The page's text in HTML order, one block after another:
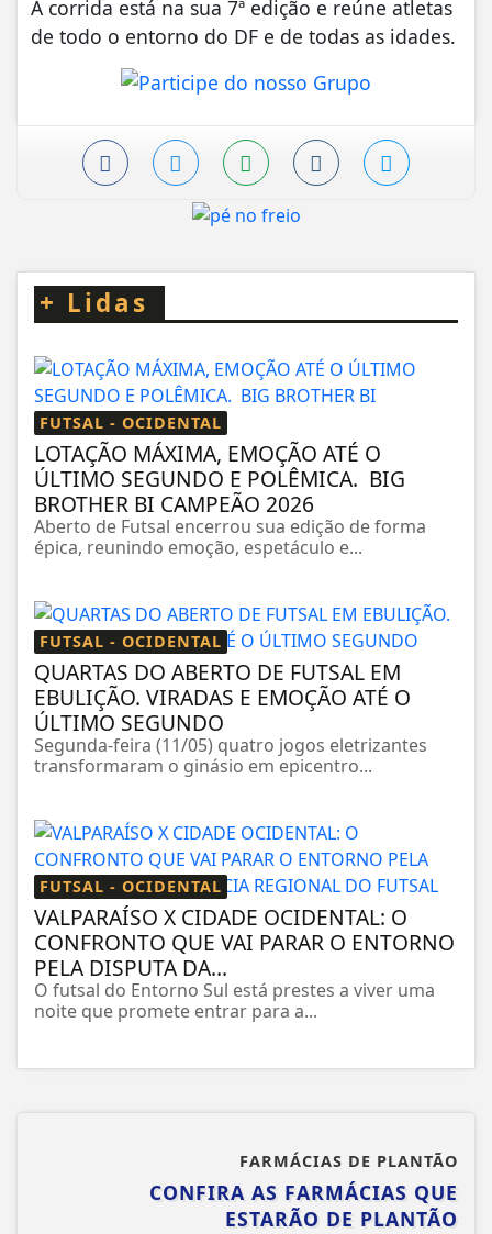
A corrida está na sua 7ª edição e reúne atletas
de todo o entorno do DF e de todas as idades.
+ Lidas
FUTSAL - OCIDENTAL
LOTAÇÃO MÁXIMA, EMOÇÃO ATÉ O
ÚLTIMO SEGUNDO E POLÊMICA. BIG
BROTHER BI CAMPEÃO 2026
Aberto de Futsal encerrou sua edição de forma
épica, reunindo emoção, espetáculo e...
FUTSAL - OCIDENTAL
QUARTAS DO ABERTO DE FUTSAL EM
EBULIÇÃO. VIRADAS E EMOÇÃO ATÉ O
ÚLTIMO SEGUNDO
Segunda-feira (11/05) quatro jogos eletrizantes
transformaram o ginásio em epicentro...
FUTSAL - OCIDENTAL
VALPARAÍSO X CIDADE OCIDENTAL: O
CONFRONTO QUE VAI PARAR O ENTORNO
PELA DISPUTA DA...
O futsal do Entorno Sul está prestes a viver uma
noite que promete entrar para a...
FARMÁCIAS DE PLANTÃO
CONFIRA AS FARMÁCIAS QUE
ESTARÃO DE PLANTÃO